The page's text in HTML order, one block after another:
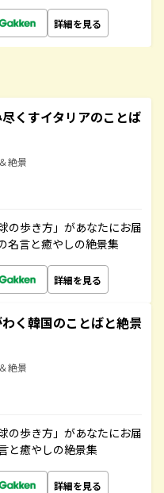
詳細を見る
くすイタリアのことば
絶景
の歩き方」があなたにお届
名言と癒やしの絶景集
詳細を見る
く韓国のことばと絶景
絶景
の歩き方」があなたにお届
と癒やしの絶景集
詳細を見る